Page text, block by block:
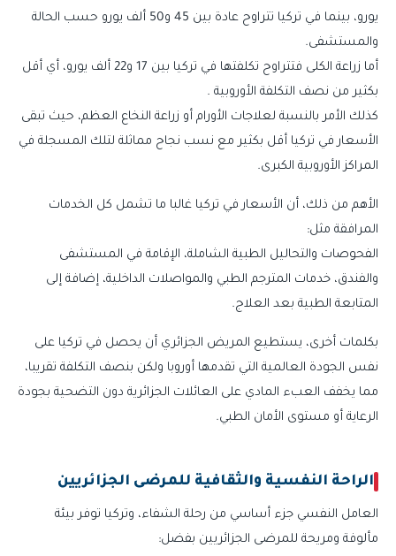
يورو، بينما في تركيا تتراوح عادة بين 45 و50 ألف يورو حسب الحالة
والمستشفى.
أما زراعة الكلى فتتراوح تكلفتها في تركيا بين 17 و22 ألف يورو، أي أقل
بكثير من نصف التكلفة الأوروبية .
كذلك الأمر بالنسبة لعلاجات الأورام أو زراعة النخاع العظم، حيث تبقى
الأسعار في تركيا أقل بكثير مع نسب نجاح مماثلة لتلك المسجلة في
المراكز الأوروبية الكبرى.
الأهم من ذلك، أن الأسعار في تركيا غالبا ما تشمل كل الخدمات
المرافقة مثل:
الفحوصات والتحاليل الطبية الشاملة، الإقامة في المستشفى
والفندق، خدمات المترجم الطبي والمواصلات الداخلية، إضافة إلى
المتابعة الطبية بعد العلاج.
بكلمات أخرى، يستطيع المريض الجزائري أن يحصل في تركيا على
نفس الجودة العالمية التي تقدمها أوروبا ولكن بنصف التكلفة تقريبا،
مما يخفف العبء المادي على العائلات الجزائرية دون التضحية بجودة
الرعاية أو مستوى الأمان الطبي.
الراحة النفسية والثقافية للمرضى الجزائريين
العامل النفسي جزء أساسي من رحلة الشفاء، وتركيا توفر بيئة
مألوفة ومريحة للمرضى الجزائريين بفضل: